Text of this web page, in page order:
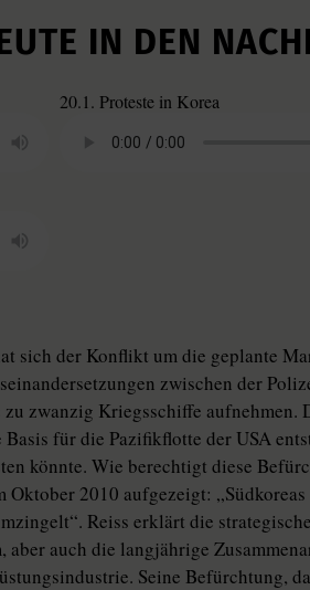
IN DEN
20.1. Proteste in Korea
sich der Konflikt um die geplante
zwischen der
zwanzig Kriegsschiffe aufnehmen.
für die Pazifikflotte der USA
könnte. Wie berechtigt diese
2010 aufgezeigt:
Reiss erklärt die
aber auch die langjährige
Seine Befürchtung,